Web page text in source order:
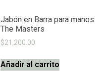
Jabón en Barra para manos
The Masters
$21,200.00
Añadir al carrito